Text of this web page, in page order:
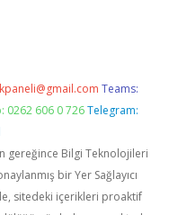
Teams:
0262 606 0 726 Telegram:
gereğince Bilgi Teknolojileri
bir Yer Sağlayıcı
sitedeki içerikleri proaktif